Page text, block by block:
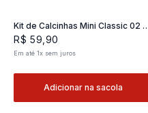
Kit de Calcinhas Mini Classic 02 -
2 und
R$ 59 90
Em até1x sem juros
Adicionar na sacola